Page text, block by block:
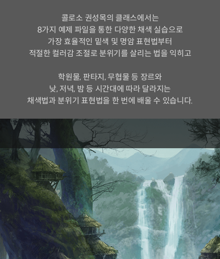
콜로소 권성목의 클래스에서는
8가지 예제 파일을 통한 다양한 채색 실습으로
가장 효율적인 밑색 및 명암 표현법부터
적절한 컬러감 조절로 분위기를 살리는 법을 익히고
학원물, 판타지, 무협물 등 장르와
낮, 저녁, 밤 등 시간대에 따라 달라지는
채색법과 분위기 표현법을 한 번에 배울 수 있습니다.
권성목 작가의 클래스에서는
8개의 웹툰 원고를 통해
효율적인 채색 방법을 학습합니다
* 스크롤 원고 x 4, 페이지 원고 x 4